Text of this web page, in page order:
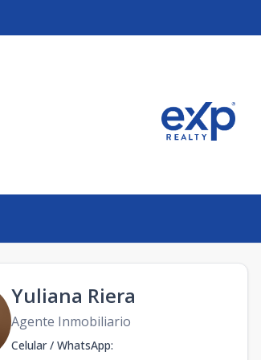
Yuliana Riera
Agente Inmobiliario
Celular / WhatsApp: